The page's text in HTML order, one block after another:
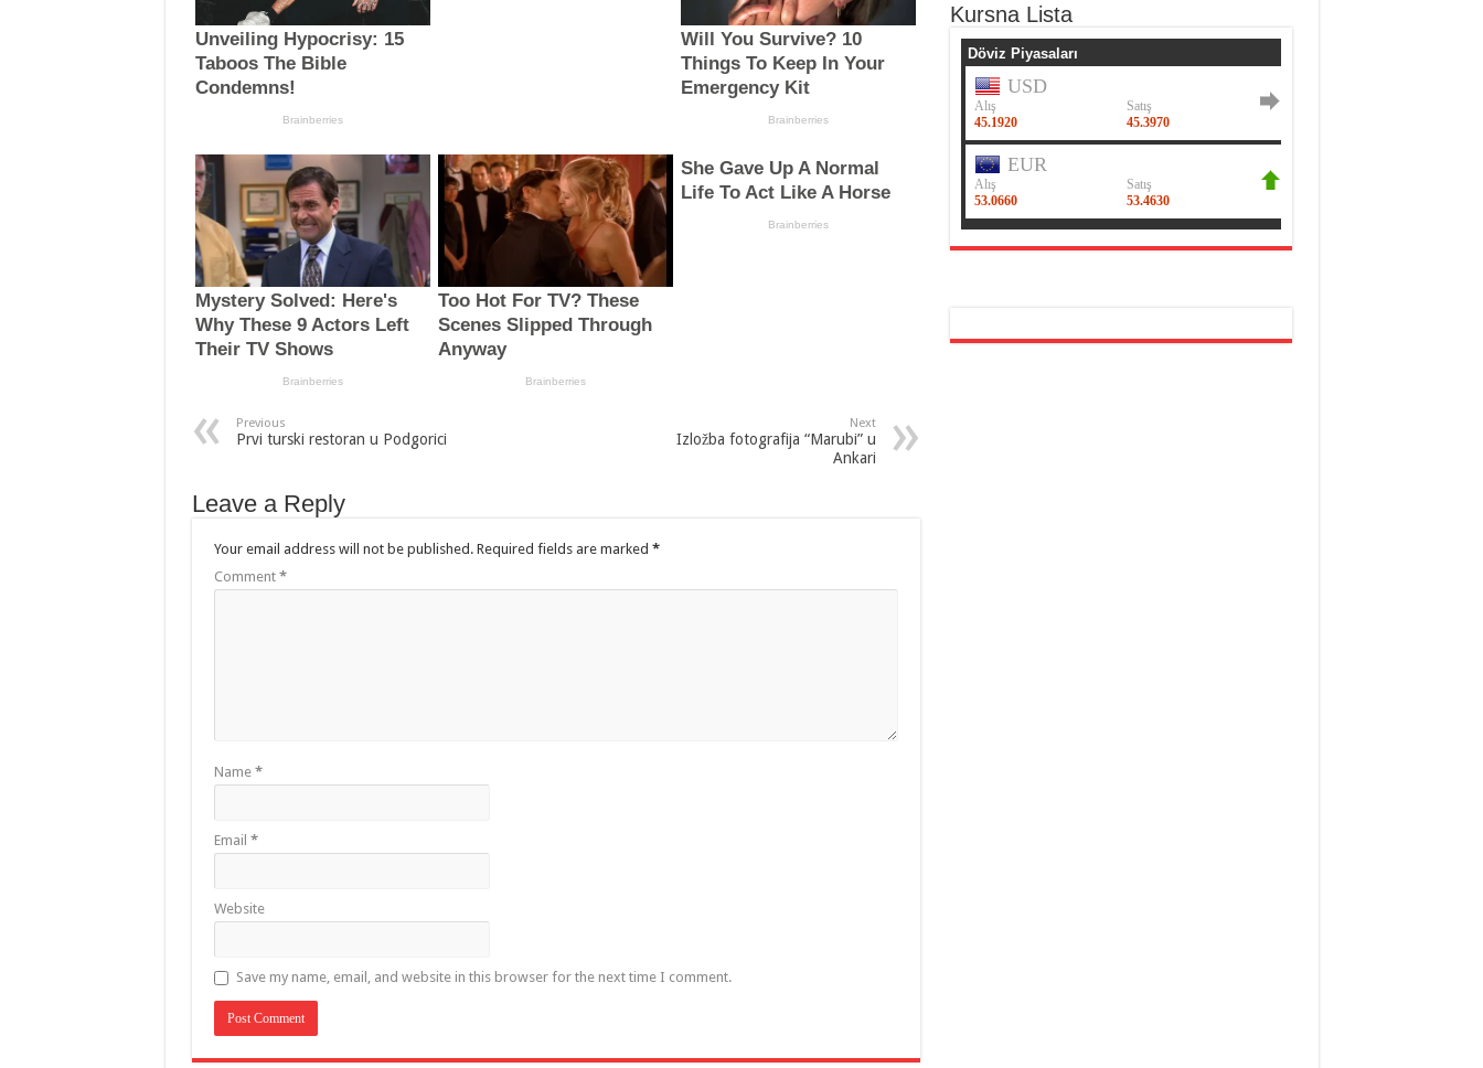
Previous
Prvi turski restoran u Podgorici
Next
Izložba fotografija “Marubi” u
Ankari
Leave a Reply
Your email address will not be published. Required fields are marked *
Comment *
Name *
Email *
Website
Save my name, email, and website in this browser for the next time I comment.
Kursna Lista